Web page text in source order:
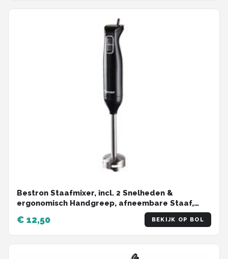
Bestron Staafmixer, incl. 2 Snelheden &
ergonomisch Handgreep, afneembare Staaf,
vatwassergeschickt, 250 Watt, ASM250Z, kleur:
Zwart / rvs
€ 12,50 BEKIJK OP BOL